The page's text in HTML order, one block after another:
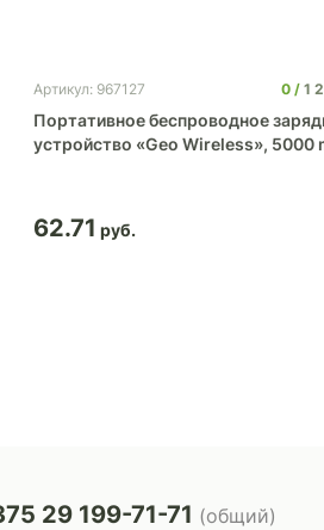
Артикул: 967127 0 1
Портативное беспроводное
устройство «Geo Wireless», 5000
62.71
29 199-71-71 (общий)